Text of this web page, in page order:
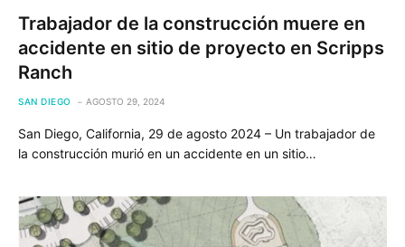
Trabajador de la construcción muere en
accidente en sitio de proyecto en Scripps
Ranch
SAN DIEGO AGOSTO 29, 2024
San Diego, California, 29 de agosto 2024 – Un trabajador de
la construcción murió en un accidente en un sitio…